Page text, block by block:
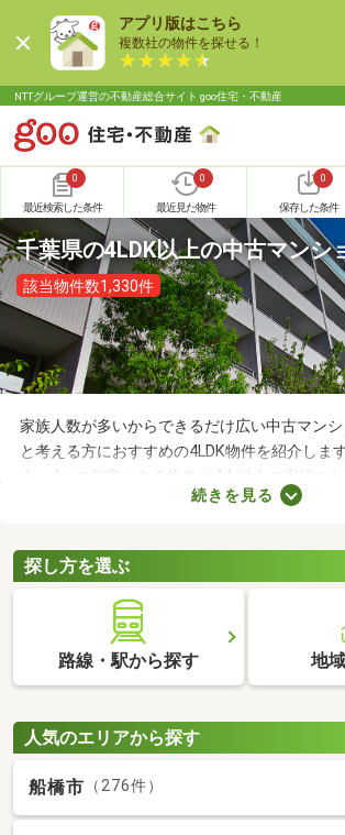
アプリ版はこちら
複数社の物件を探せる！
NTTグループ運営の不動産総合サイト goo住宅・不動産
0
最近検索した条件
0
最近見た物件
0
保存した条件
千葉県の4LDK以上の中古マンシ
該当物件数1,330件
家族人数が多いからできるだけ広い中古マン
と考える方におすすめの4LDK物件を紹介しま
え、4つの個室がある物件は4人以上の家族に
が多くても、お部屋の数が多ければ生活空間を
間取りや設備、購入費用などをチェックして
続きを見る
探し方を選ぶ
路線・駅から探す 地
人気のエリアから探す
船橋市 （276件）